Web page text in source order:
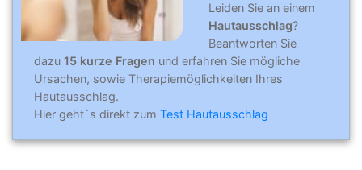
Leiden Sie an einem
Hautausschlag?
Beantworten Sie
dazu 15 kurze Fragen und erfahren Sie mögliche
Ursachen, sowie Therapiemöglichkeiten Ihres
Hautausschlag.
Hier geht`s direkt zum Test Hautausschlag